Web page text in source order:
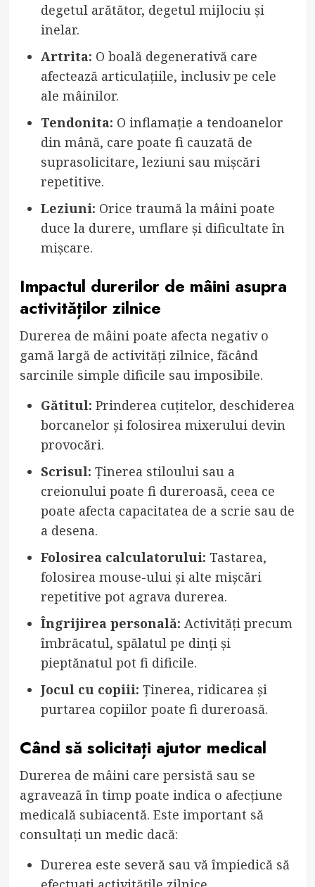
degetul arătător, degetul mijlociu și
inelar.
Artrita: O boală degenerativă care
afectează articulațiile, inclusiv pe cele
ale mâinilor.
Tendonita: O inflamație a tendoanelor
din mână, care poate fi cauzată de
suprasolicitare, leziuni sau mișcări
repetitive.
Leziuni: Orice traumă la mâini poate
duce la durere, umflare și dificultate în
mișcare.
Impactul durerilor de mâini asupra
activităților zilnice
Durerea de mâini poate afecta negativ o
gamă largă de activități zilnice, făcând
sarcinile simple dificile sau imposibile.
Gătitul: Prinderea cuțitelor, deschiderea
borcanelor și folosirea mixerului devin
provocări.
Scrisul: Ținerea stiloului sau a
creionului poate fi dureroasă, ceea ce
poate afecta capacitatea de a scrie sau de
a desena.
Folosirea calculatorului: Tastarea,
folosirea mouse-ului și alte mișcări
repetitive pot agrava durerea.
Îngrijirea personală: Activități precum
îmbrăcatul, spălatul pe dinți și
pieptănatul pot fi dificile.
Jocul cu copiii: Ținerea, ridicarea și
purtarea copiilor poate fi dureroasă.
Când să solicitați ajutor medical
Durerea de mâini care persistă sau se
agravează în timp poate indica o afecțiune
medicală subiacentă. Este important să
consultați un medic dacă:
Durerea este severă sau vă împiedică să